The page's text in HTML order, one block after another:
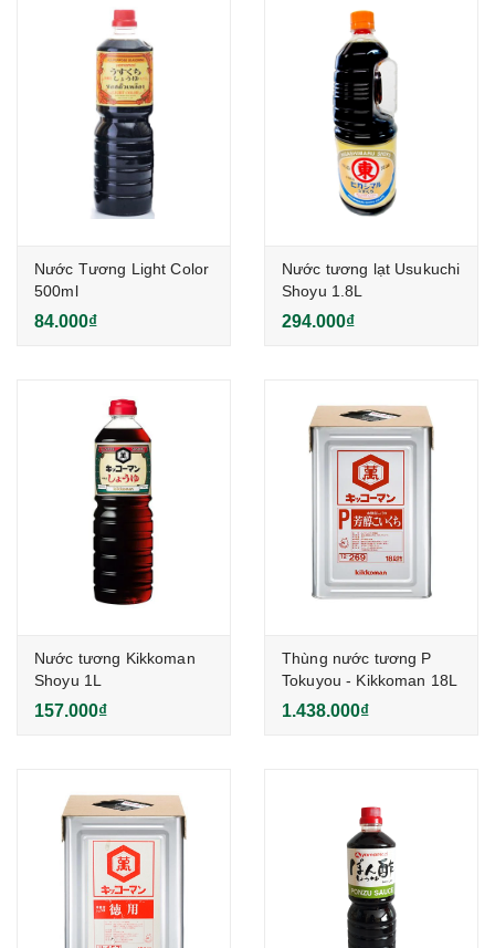
Nước Tương Light Color
500ml
84.000₫
Nước tương lạt Usukuchi
Shoyu 1.8L
294.000₫
Nước tương Kikkoman
Shoyu 1L
157.000₫
Thùng nước tương P
Tokuyou - Kikkoman 18L
1.438.000₫